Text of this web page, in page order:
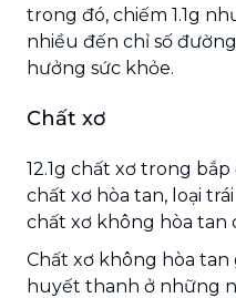
trong đó, chiếm 1.1g
nhiều đến chỉ số
hưởng sức khỏe.
Chất xơ
12.1g chất xơ trong
chất xơ hòa tan, loại
chất xơ không hòa tan
Chất xơ không hòa tan
huyết thanh ở những